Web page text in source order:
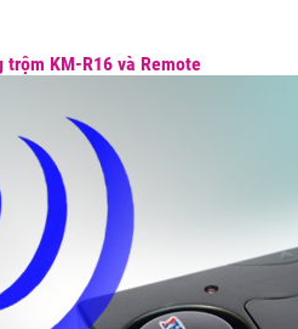
KM-R16 và Remote